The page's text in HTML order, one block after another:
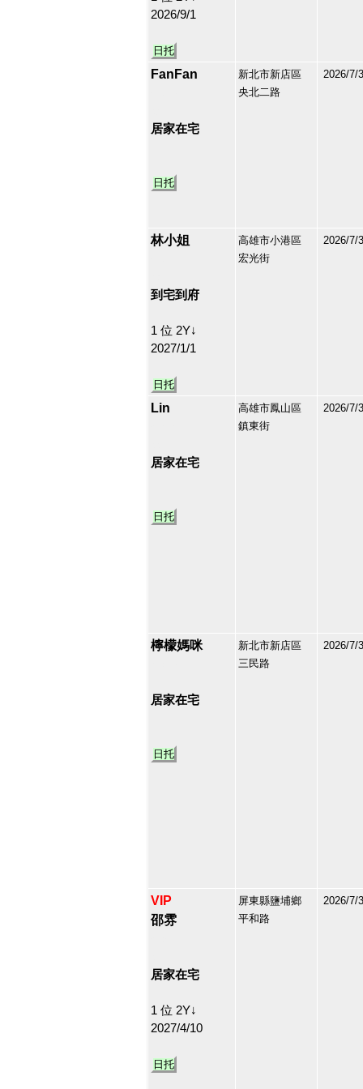
2026/9/1
日托
FanFan
居家在宅
日托
新北市新店區
央北二路
2026/7/
林小姐
到宅到府
1 位 2Y↓
2027/1/1
日托
高雄市小港區
宏光街
2026/7/
Lin
居家在宅
日托
高雄市鳳山區
鎮東街
2026/7/
檸檬媽咪
居家在宅
日托
新北市新店區
三民路
2026/7/
VIP
邵雰
居家在宅
1 位 2Y↓
2027/4/10
日托
屏東縣鹽埔鄉
平和路
2026/7/